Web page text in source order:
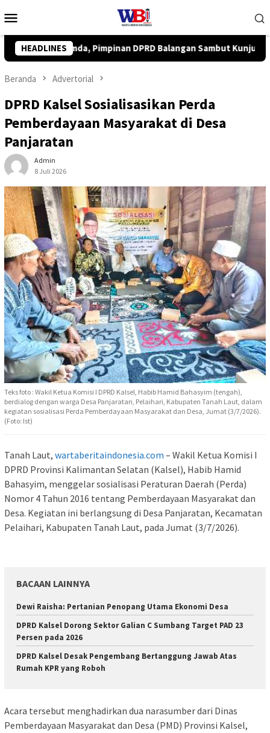
ke
Mobile
HEADLINES
Sambut Kunjungan Kapolres Baru TP PKK Balangan
Beranda Advertorial
DPRD Kalsel Sosialisasikan Perda
Pemberdayaan Masyarakat di Desa
Panjaratan
Admin
8 Juli 2026
Teks foto : Wakil Ketua Komisi I DPRD Kalsel, Habib Hamid Bahasyim (tengah),
berdialog dengan warga Desa Panjaratan, Pelaihari, Kabupaten Tanah Laut, dalam
kegiatan sosialisasi Perda Pemberdayaan Masyarakat dan Desa, Jumat (3/7/2026).
(Foto: Ist)
Tanah Laut, wartaberitaindonesia.com – Wakil Ketua Komisi I
DPRD Provinsi Kalimantan Selatan (Kalsel), Habib Hamid
Bahasyim, menggelar sosialisasi Peraturan Daerah (Perda)
Nomor 4 Tahun 2016 tentang Pemberdayaan Masyarakat dan
Desa. Kegiatan ini berlangsung di Desa Panjaratan, Kecamatan
Pelaihari, Kabupaten Tanah Laut, pada Jumat (3/7/2026).
BACAAN LAINNYA
Dewi Raisha: Pertanian Penopang Utama Ekonomi Desa
DPRD Kalsel Dorong Sektor Galian C Sumbang Target PAD 23
Persen pada 2026
DPRD Kalsel Desak Pengembang Bertanggung Jawab Atas
Rumah KPR yang Roboh
Acara tersebut menghadirkan dua narasumber dari Dinas
Pemberdayaan Masyarakat dan Desa (PMD) Provinsi Kalsel,